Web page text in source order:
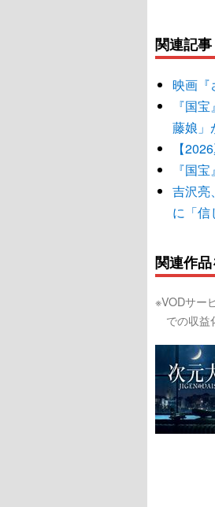
関連記事
映画『
『国
藤娘」
【
『国
吉沢亮
に「信
関連作
※VODサー
での収益